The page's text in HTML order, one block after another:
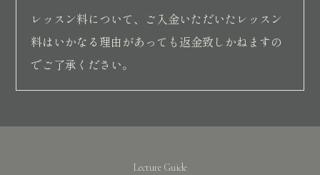
レッスン料について、ご入金いただいたレッスン
料はいかなる理由があっても返金致しかねますの
でご了承ください。
Lecture Guide